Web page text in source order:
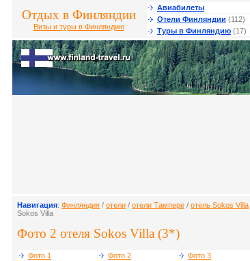
Отдых в Финляндии
Визы и туры в Финляндию
Авиабилеты
Отели Финляндии (112)
Туры в Финляндию (17)
Навигация: Финляндия / отели / отели Тампере / отель Sokos Villa
Sokos Villa
Фото 2 отеля Sokos Villa (3*)
Фото 1 Фото 2 Фото 3